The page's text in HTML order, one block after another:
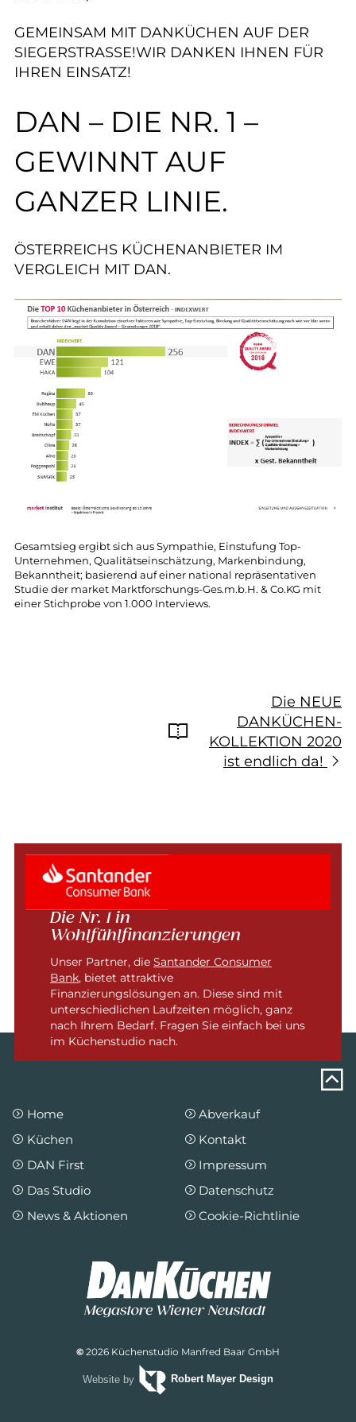
GEMEINSAM MIT DANKÜCHEN AUF DER
SIEGERSTRASSE!WIR DANKEN IHNEN FÜR
IHREN EINSATZ!
DAN – DIE NR. 1 –
GEWINNT AUF
GANZER LINIE.
ÖSTERREICHS KÜCHENANBIETER IM
VERGLEICH MIT DAN.
Gesamtsieg ergibt sich aus Sympathie, Einstufung Top-
Unternehmen, Qualitätseinschätzung, Markenbindung,
Bekanntheit; basierend auf einer national repräsentativen
Studie der market Marktforschungs-Ges.m.b.H. & Co.KG mit
einer Stichprobe von 1.000 Interviews.
Die NEUE
DANKÜCHEN-
KOLLEKTION 2020
ist endlich da!
Die Nr. 1 in
Wohlfühlfinanzierungen
Unser Partner, dieSantander Consumer
Bank, bietet attraktive
Finanzierungslösungen an. Diese sind mit
unterschiedlichen Laufzeiten möglich, ganz
nach Ihrem Bedarf. Fragen Sie einfach bei uns
im Küchenstudio nach.
Home
Küchen
DAN First
Das Studio
News & Aktionen
Abverkauf
Kontakt
Impressum
Datenschutz
Cookie-Richtlinie
© 2026 Küchenstudio Manfred Baar GmbH
Website by Robert Mayer Design